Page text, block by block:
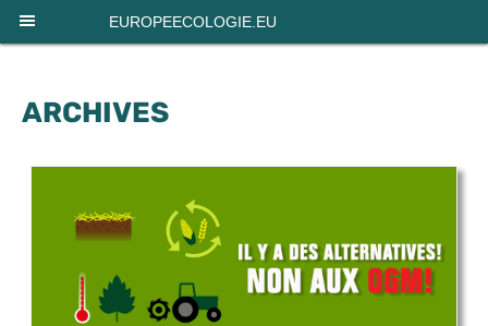
EUROPEECOLOGIE.EU
ARCHIVES